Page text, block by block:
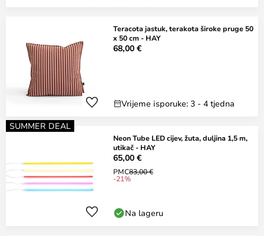
Teracota jastuk, terakota široke pruge 50
x 50 cm - HAY
68,00 €
Vrijeme isporuke: 3 - 4 tjedna
SUMMER DEAL
Neon Tube LED cijev, žuta, duljina 1,5 m,
utikač - HAY
65,00 €
PMC83,00 €
-21%
Na lageru